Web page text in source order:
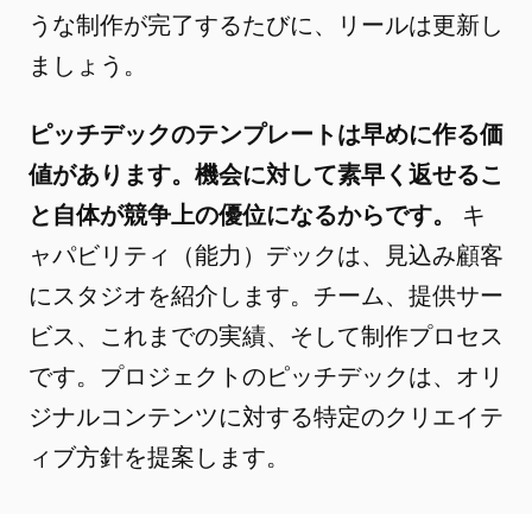
うな制作が完了するたびに、リールは更新し
ましょう。
ピッチデックのテンプレートは早めに作る価
値があります。機会に対して素早く返せるこ
と自体が競争上の優位になるからです。
キ
ャパビリティ（能力）デックは、見込み顧客
にスタジオを紹介します。チーム、提供サー
ビス、これまでの実績、そして制作プロセス
です。プロジェクトのピッチデックは、オリ
ジナルコンテンツに対する特定のクリエイテ
ィブ方針を提案します。